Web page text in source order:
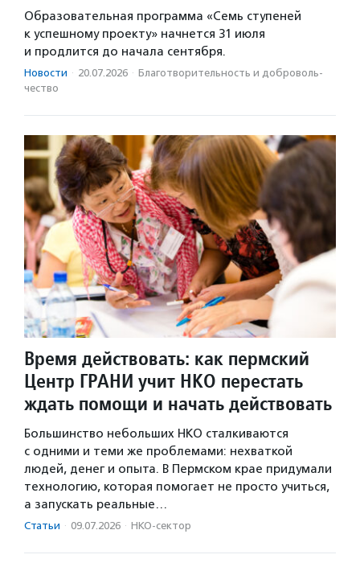
Образовательная программа «Семь ступеней
к успешному проекту» начнется 31 июля
и продлится до начала сентября.
Новости · 20.07.2026 · Благотвори­тель­ность и доброволь­
чест­во
Время действовать: как пермский
Центр ГРАНИ учит НКО перестать
ждать помощи и начать действовать
Большинство небольших НКО сталкиваются
с одними и теми же проблемами: нехваткой
людей, денег и опыта. В Пермском крае придумали
технологию, которая помогает не просто учиться,
а запускать реальные…
Статьи · 09.07.2026 · НКО-сектор